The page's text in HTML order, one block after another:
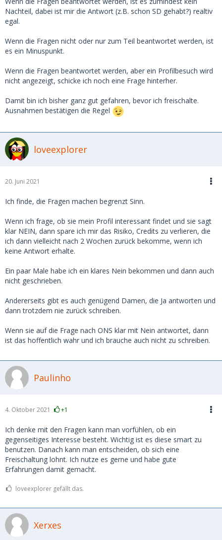
Nachteil, dabei ist mir die Antwort (z.B. schon SD gehabt?) realtiv
egal.
Wenn die Fragen nicht oder nur zum Teil beantwortet werden, ist
es ein Minuspunkt.
Wenn die Fragen beantwortet werden, aber ein Profilbesuch wird
nicht angezeigt, schicke ich noch eine Frage hinterher.
Damit bin ich bisher ganz gut gefahren, bevor ich freischalte.
Ausnahmen bestätigen die Regel
loveexplorer
20. Juni 2021
Ich finde, die Fragen machen begrenzt Sinn.
Wenn ich frage, ob sie mein Profil interessant findet und sie sagt
klar NEIN, dann spare ich mir das Risiko, Credits zu verlieren, die
ich dann vielleicht nach 2 Wochen zurück bekomme, wenn ich
keine Antwort erhalte.
Ein paar Male habe ich ein klares Nein bekommen und dann auch
nicht geschrieben.
Andererseits gibt es auch genügend Damen, die Ja antworten und
dann trotzdem nie zurück schreiben.
Wenn sie auf die Frage nach ONS klar mit Nein antwortet, dann
ist das hoffentlich wahr und ich brauche auch nicht zu schreiben.
Paulinho
4. Oktober 2021 +1
Ich denke mit den Fragen kann man vorfühlen, ob ein
gegenseitiges Interesse besteht. Wichtig ist es diese smart zu
benutzen. Danach kann man entscheiden, ob sich eine
Freischaltung lohnt. Ich nutze es gerne und habe gute
Erfahrungen damit gemacht.
loveexplorer gefällt das.
Xerxes